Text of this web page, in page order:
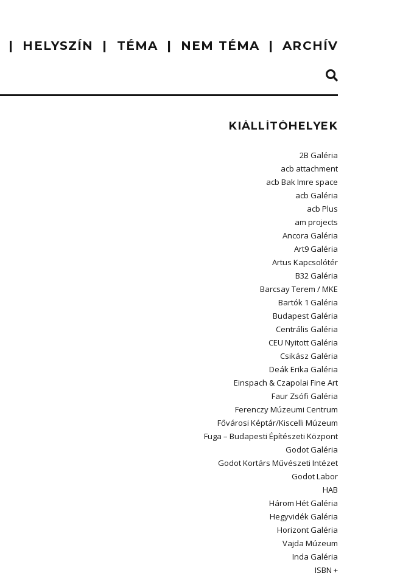
HELYSZÍN TÉMA NEM TÉMA ARCHÍV
KIÁLLÍTÓHELYEK
2B Galéria
acb attachment
acb Bak Imre space
acb Galéria
acb Plus
am projects
Ancora Galéria
Art9 Galéria
Artus Kapcsolótér
B32 Galéria
Barcsay Terem / MKE
Bartók 1 Galéria
Budapest Galéria
Centrális Galéria
CEU Nyitott Galéria
Csikász Galéria
Deák Erika Galéria
Einspach & Czapolai Fine Art
Faur Zsófi Galéria
Ferenczy Múzeumi Centrum
Fővárosi Képtár/Kiscelli Múzeum
Fuga – Budapesti Építészeti Központ
Godot Galéria
Godot Kortárs Művészeti Intézet
Godot Labor
HAB
Három Hét Galéria
Hegyvidék Galéria
Horizont Galéria
Vajda Múzeum
Inda Galéria
ISBN +